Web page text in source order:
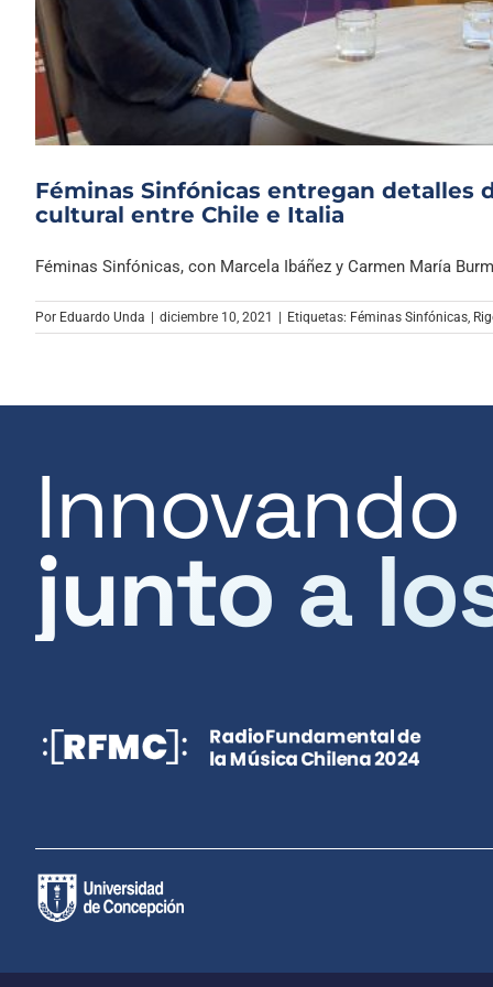
Féminas Sinfónicas entregan detalles
cultural entre Chile e Italia
Féminas Sinfónicas, con Marcela Ibáñez y Carmen María
Por Eduardo Unda diciembre 10, 2021 Etiquetas: Féminas Sinfónicas,
Innovando
junto a